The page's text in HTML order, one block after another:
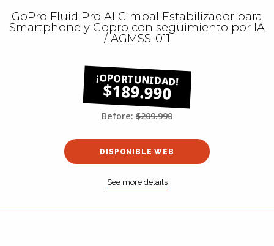
GoPro Fluid Pro AI Gimbal Estabilizador para
Smartphone y Gopro con seguimiento por IA
/ AGMSS-011
$189.990
Before: $209.990
DISPONIBLE WEB
See more details